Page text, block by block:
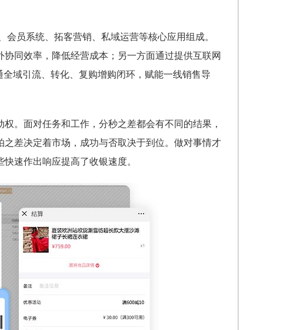
会员系统、拓客营销、私域运营等核心应用组成。
同效率，降低经营成本；另一方面通过提供互联网
域引流、转化、复购增购闭环，赋能一线销售导
。面对任务和工作，分秒之差都会有不同的结果，
之差决定着市场，成功与否取决于到位。做对事情才
快速作出响应提高了收银速度。